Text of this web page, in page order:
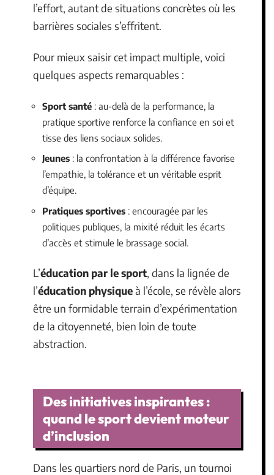
l’effort, autant de situations concrètes où les
barrières sociales s’effritent.
Pour mieux saisir cet impact multiple, voici
quelques aspects remarquables :
Sport santé : au-delà de la performance, la
pratique sportive renforce la confiance en soi et
tisse des liens sociaux solides.
Jeunes : la confrontation à la différence favorise
l’empathie, la tolérance et un véritable esprit
d’équipe.
Pratiques sportives : encouragée par les
politiques publiques, la mixité réduit les écarts
d’accès et stimule le brassage social.
L’éducation par le sport, dans la lignée de
l’éducation physiqueà l’école, se révèle alors
être un formidable terrain d’expérimentation
de la citoyenneté, bien loin de toute
abstraction.
Des initiatives inspirantes :
quand le sport devient moteur
d’inclusion
Dans les quartiers nord de Paris, un tournoi